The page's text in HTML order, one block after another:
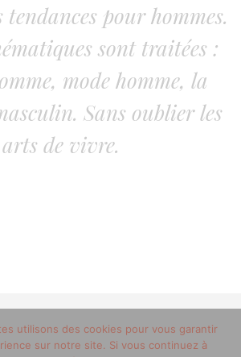
tendances pour hommes.
sont traitées :
mode homme, la
Sans oublier les
arts de vivre.
trucsdemec.fr - blog lifestyle
Tous droits réservés
utilisons des cookies pour vous garantir
sur notre site. Si vous continuez à